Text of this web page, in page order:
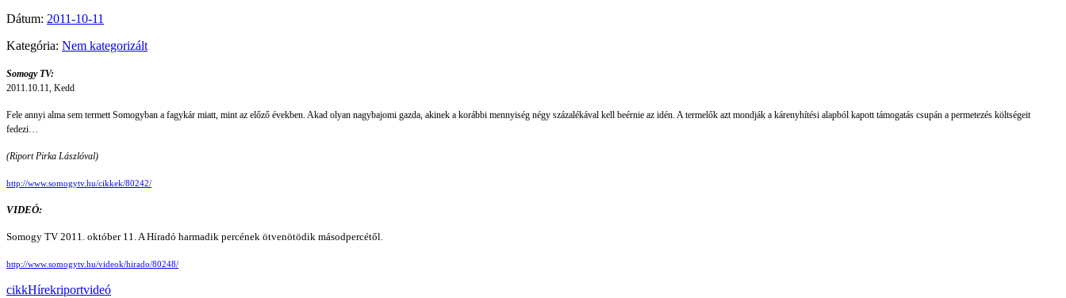
Dátum: 2011-10-11
Kategória: Nem kategorizált
Somogy TV:
2011.10.11, Kedd
Fele annyi alma sem termett Somogyban a fagykár miatt, mint az előző években. Akad olyan nagybajomi gazda, akinek a korábbi mennyiség négy százalékával kell beérnie az idén. A termelők azt mondják a kárenyhítési alapból kapott támogatás csupán a permetezés költségeit
fedezi…
(Riport Pirka Lászlóval)
http://www.somogytv.hu/cikkek/80242/
VIDEÓ:
Somogy TV 2011. október 11. A Híradó harmadik percének ötvenötödik másodpercétől.
http://www.somogytv.hu/videok/hirado/80248/
cikkHírekriportvideó